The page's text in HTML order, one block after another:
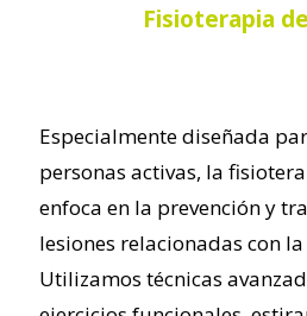
Fisioterapia
Especialmente diseñada
personas activas, la
enfoca en la prevención y
lesiones relacionadas con
Utilizamos técnicas